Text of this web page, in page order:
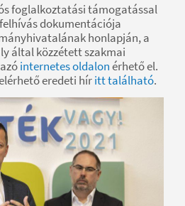
foglalkoztatási támogatással
dokumentációja
honlapján, a
által közzétett szakmai
internetes oldalonérhető el.
eredeti híritt található.